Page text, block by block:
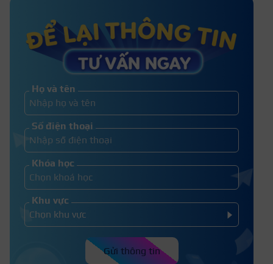
Hướng dẫn cách làm nail box tại nhà
đơn giản, dễ thực hiện
Họ và tên
Số điện thoại
Khóa học
Khu vực
Gửi thông tin